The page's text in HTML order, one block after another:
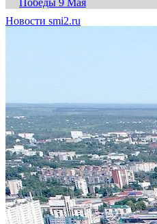
Победы 9 Мая
Новости smi2.ru